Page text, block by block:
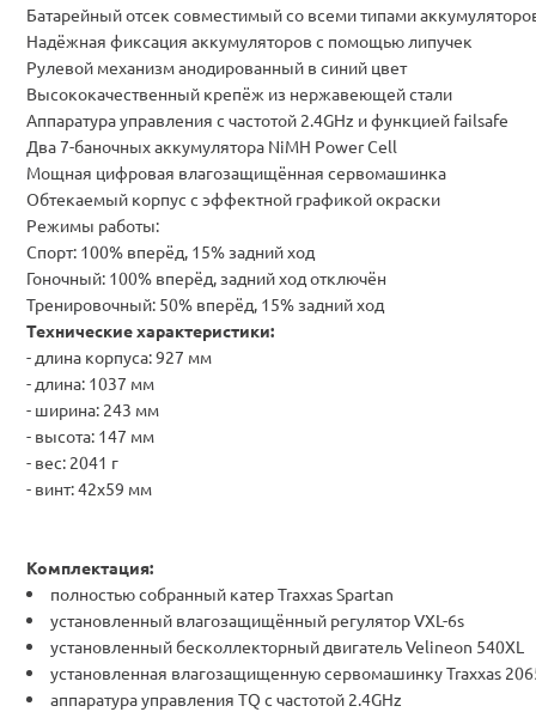
Батарейный отсек совместимый со всеми типами
Надёжная фиксация аккумуляторов с помощью липучек
Рулевой механизм анодированный в синий цвет
Высококачественный крепёж из нержавеющей стали
Аппаратура управления с частотой 2.4GHz и функцией failsafe
Два 7-баночных аккумулятора NiMH Power Cell
Мощная цифровая влагозащищённая сервомашинка
Обтекаемый корпус с эффектной графикой окраски
Режимы работы:
Спорт: 100% вперёд, 15% задний ход
Гоночный: 100% вперёд, задний ход отключён
Тренировочный: 50% вперёд, 15% задний ход
Технические характеристики:
- длина корпуса: 927 мм
- длина: 1037 мм
- ширина: 243 мм
- высота: 147 мм
- вес: 2041 г
- винт:42х59 мм
Комплектация:
полностью собранный катер Traxxas Spartan
установленный влагозащищённый регулятор VXL-6s
установленный бесколлекторный двигатель Velineon 540XL
установленная влагозащищенную сервомашинку Traxxas
аппаратура управления TQ с частотой 2.4GHz